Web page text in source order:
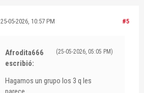
#5
25-05-2026, 10:57 PM
(25-05-2026, 05:05 PM)
Afrodita666
escribió:
Hagamos un grupo los 3 q les